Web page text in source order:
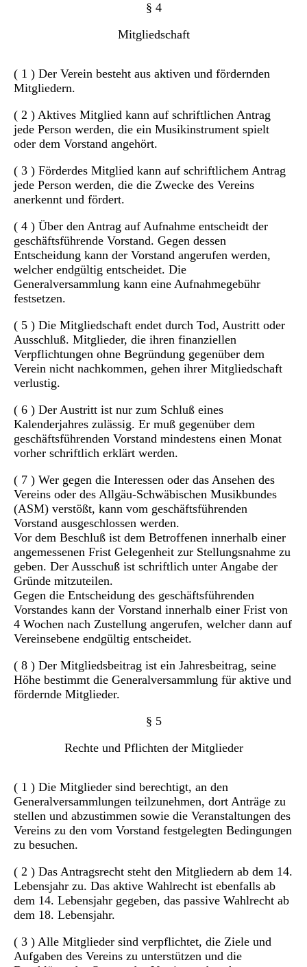
§ 4
Mitgliedschaft
( 1 ) Der Verein besteht aus aktiven und fördernden
Mitgliedern.
( 2 ) Aktives Mitglied kann auf schriftlichen Antrag
jede Person werden, die ein Musikinstrument spielt
oder dem Vorstand angehört.
( 3 ) Förderdes Mitglied kann auf schriftlichem Antrag
jede Person werden, die die Zwecke des Vereins
anerkennt und fördert.
( 4 ) Über den Antrag auf Aufnahme entscheidt der
geschäftsführende Vorstand. Gegen dessen
Entscheidung kann der Vorstand angerufen werden,
welcher endgültig entscheidet. Die
Generalversammlung kann eine Aufnahmegebühr
festsetzen.
( 5 ) Die Mitgliedschaft endet durch Tod, Austritt oder
Ausschluß. Mitglieder, die ihren finanziellen
Verpflichtungen ohne Begründung gegenüber dem
Verein nicht nachkommen, gehen ihrer Mitgliedschaft
verlustig.
( 6 ) Der Austritt ist nur zum Schluß eines
Kalenderjahres zulässig. Er muß gegenüber dem
geschäftsführenden Vorstand mindestens einen Monat
vorher schriftlich erklärt werden.
( 7 ) Wer gegen die Interessen oder das Ansehen des
Vereins oder des Allgäu-Schwäbischen Musikbundes
(ASM) verstößt, kann vom geschäftsführenden
Vorstand ausgeschlossen werden.
Vor dem Beschluß ist dem Betroffenen innerhalb einer
angemessenen Frist Gelegenheit zur Stellungsnahme zu
geben. Der Ausschuß ist schriftlich unter Angabe der
Gründe mitzuteilen.
Gegen die Entscheidung des geschäftsführenden
Vorstandes kann der Vorstand innerhalb einer Frist von
4 Wochen nach Zustellung angerufen, welcher dann auf
Vereinsebene endgültig entscheidet.
( 8 ) Der Mitgliedsbeitrag ist ein Jahresbeitrag, seine
Höhe bestimmt die Generalversammlung für aktive und
fördernde Mitglieder.
§ 5
Rechte und Pflichten der Mitglieder
( 1 ) Die Mitglieder sind berechtigt, an den
Generalversammlungen teilzunehmen, dort Anträge zu
stellen und abzustimmen sowie die Veranstaltungen des
Vereins zu den vom Vorstand festgelegten Bedingungen
zu besuchen.
( 2 ) Das Antragsrecht steht den Mitgliedern ab dem 14.
Lebensjahr zu. Das aktive Wahlrecht ist ebenfalls ab
dem 14. Lebensjahr gegeben, das passive Wahlrecht ab
dem 18. Lebensjahr.
( 3 ) Alle Mitglieder sind verpflichtet, die Ziele und
Aufgaben des Vereins zu unterstützen und die